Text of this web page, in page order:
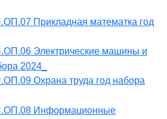
Прикладная математка год
Электрические машины и
2024_
Охрана труда год набора
Информационные